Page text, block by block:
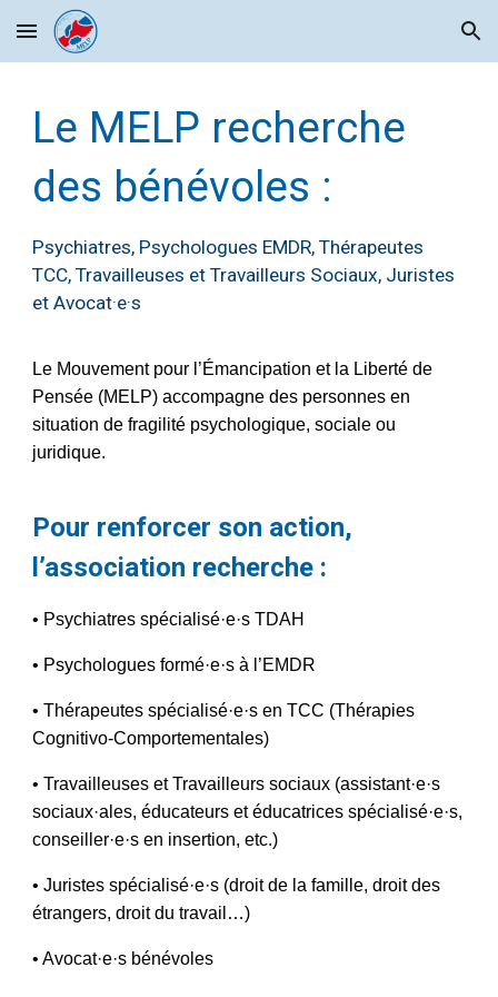
Skip to main content Skip to navigation
Le MELP recherche
des bénévoles :
Psychiatres, Psychologues EMDR, Thérapeutes
TCC, Travailleuses et Travailleurs Sociaux, Juristes
et Avocat·e·s
Le Mouvement pour l’Émancipation et la Liberté de
Pensée (MELP) accompagne des personnes en
situation de fragilité psychologique, sociale ou
juridique.
Pour renforcer son action,
l’association recherche :
• Psychiatres spécialisé·e·s TDAH
• Psychologues formé·e·s à l’EMDR
• Thérapeutes spécialisé·e·s en TCC (Thérapies
Cognitivo-Comportementales)
• Travailleuses et Travailleurs sociaux (assistant·e·s
sociaux·ales, éducateurs et éducatrices spécialisé·e·s,
conseiller·e·s en insertion, etc.)
• Juristes spécialisé·e·s (droit de la famille, droit des
étrangers, droit du travail…)
• Avocat·e·s bénévoles